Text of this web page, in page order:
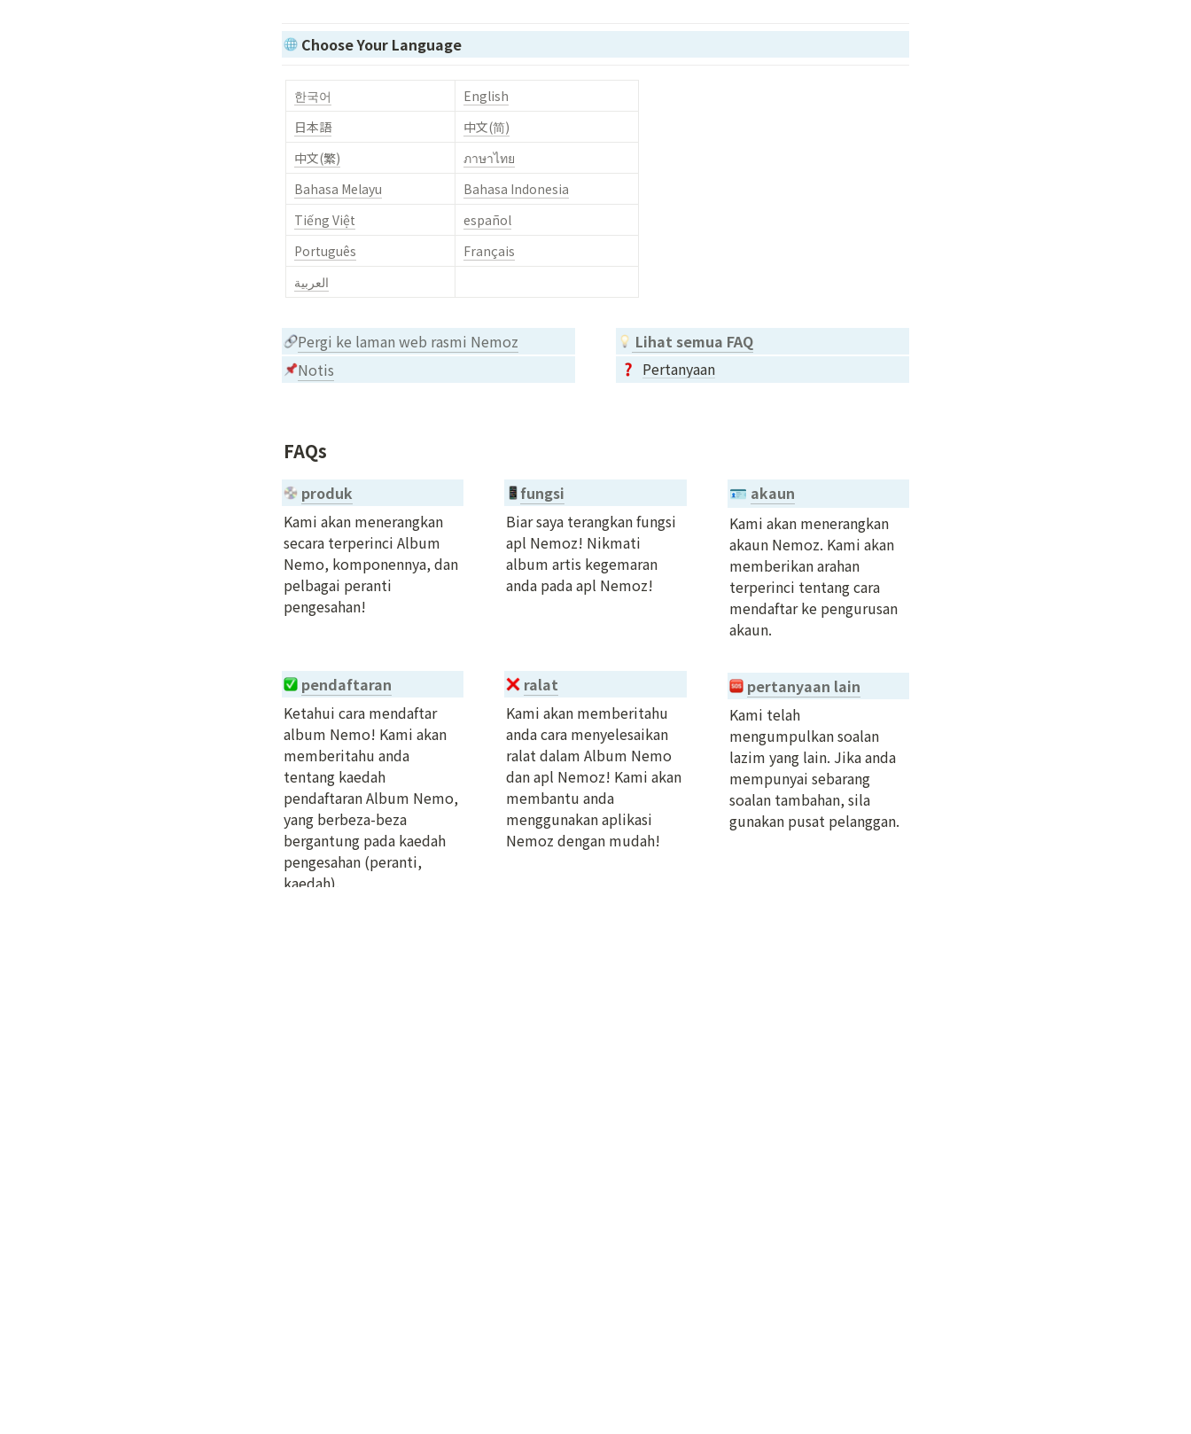
Choose Your Language
한국어
English
日本語
中文(简)
中文(繁)
ภาษาไทย
Bahasa Melayu
Bahasa Indonesia
Tiếng Việt
español
Português
Français
العربية
Pergi ke laman web rasmi Nemoz
Notis
Lihat semua FAQ
Pertanyaan
FAQs
produk
Kami akan menerangkan
secara terperinci Album
Nemo, komponennya, dan
pelbagai peranti
pengesahan!
pendaftaran
Ketahui cara mendaftar
album Nemo! Kami akan
memberitahu anda
tentang kaedah
pendaftaran Album Nemo,
yang berbeza-beza
bergantung pada kaedah
pengesahan (peranti,
kaedah).
fungsi
Biar saya terangkan fungsi
apl Nemoz! Nikmati
album artis kegemaran
anda pada apl Nemoz!
ralat
Kami akan memberitahu
anda cara menyelesaikan
ralat dalam Album Nemo
dan apl Nemoz! Kami akan
membantu anda
menggunakan aplikasi
Nemoz dengan mudah!
🪪 akaun
Kami akan menerangkan
akaun Nemoz. Kami akan
memberikan arahan
terperinci tentang cara
mendaftar ke pengurusan
akaun.
pertanyaan lain
Kami telah
mengumpulkan soalan
lazim yang lain. Jika anda
mempunyai sebarang
soalan tambahan, sila
gunakan pusat pelanggan.